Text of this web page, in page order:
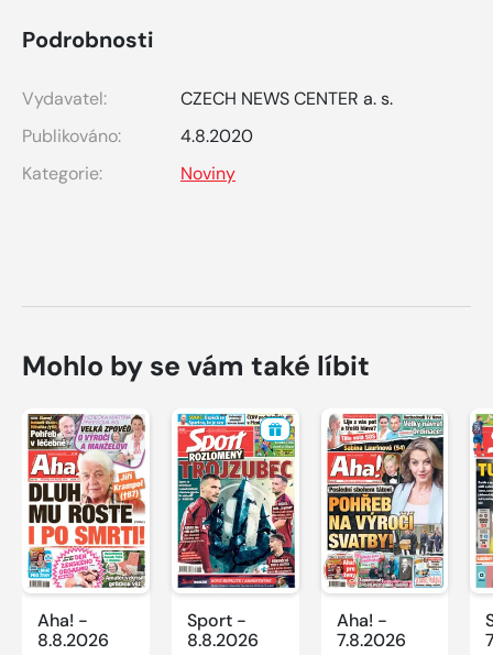
Podrobnosti
Vydavatel:
CZECH NEWS CENTER a. s.
Publikováno:
4.8.2020
Kategorie:
Noviny
Mohlo by se vám také líbit
Aha! -
8.8.2026
Sport -
8.8.2026
Aha! -
7.8.2026